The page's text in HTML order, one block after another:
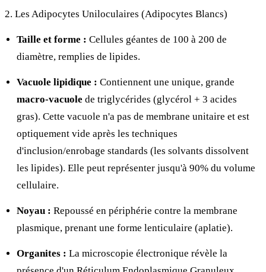
2. Les Adipocytes Uniloculaires (Adipocytes Blancs)
Taille et forme : Cellules géantes de 100 à 200 de
diamètre, remplies de lipides.
Vacuole lipidique : Contiennent une unique, grande
macro-vacuole de triglycérides (glycérol + 3 acides
gras). Cette vacuole n'a pas de membrane unitaire et est
optiquement vide après les techniques
d'inclusion/enrobage standards (les solvants dissolvent
les lipides). Elle peut représenter jusqu'à 90% du volume
cellulaire.
Noyau : Repoussé en périphérie contre la membrane
plasmique, prenant une forme lenticulaire (aplatie).
Organites : La microscopie électronique révèle la